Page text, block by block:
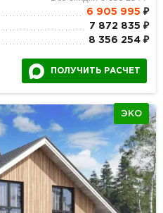
6 905 995 ₽
7 872 835 ₽
8 356 254 ₽
ПОЛУЧИТЬ РАСЧЕТ
ЭКО